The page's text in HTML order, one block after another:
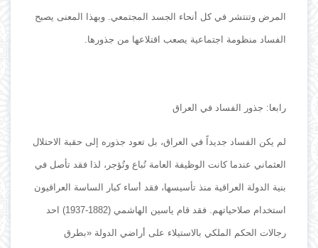
المرض وتنتشر في كل أنحاء الجسد المجتمعي. وبهذا المعنى يصبح
الفساد منظومة اجتماعية يصعب اقتلاعها من جذورها.
رابعا: جذور الفساد في العراق
لم يكن الفساد جديداً في العراق، بل تعود جذوره إلى حقبة الاحتلال
العثماني عندما كانت الوظيفة العامة تُباع وتُؤجر، لذا فقد تأصل في
بنية الدولة العراقية منذ تأسيسها، فقد أساء كبار الساسة العراقيون
استخدام صلاحياتهم. فقد قام ياسين الهاشمي (1882-1937) احد
رجالات الحكم الملكي بالاستيلاء على أراضي الدولة «بطرق